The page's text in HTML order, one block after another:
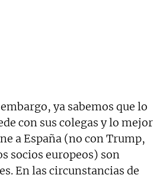
ya sabemos que lo
con sus colegas y lo mejor
a España (no con Trump,
socios europeos) son
En las circunstancias de